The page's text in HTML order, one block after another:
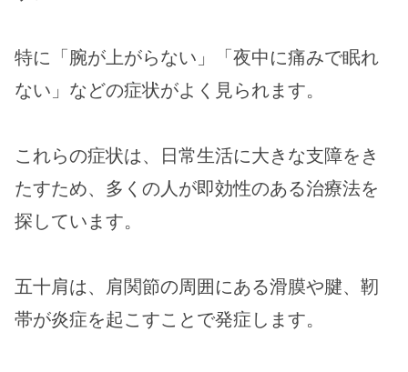
特に「腕が上がらない」「夜中に痛みで眠れ
ない」などの症状がよく見られます。
これらの症状は、日常生活に大きな支障をき
たすため、多くの人が即効性のある治療法を
探しています。
五十肩は、肩関節の周囲にある滑膜や腱、靭
帯が炎症を起こすことで発症します。